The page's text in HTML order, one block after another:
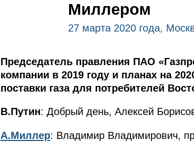
Миллером
27 марта 2020 года,
Председатель правления ПАО
компании в 2019 году и планах на
поставки газа для потребителей
В.Путин: Добрый день, Алексей
А.Миллер: Владимир Владимирович,